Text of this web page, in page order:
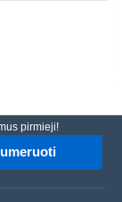
pirmieji!